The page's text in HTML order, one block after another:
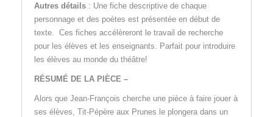
Autres détails : Une fiche descriptive de chaque
personnage et des poètes est présentée en début de
texte. Ces fiches accélèreront le travail de recherche
pour les élèves et les enseignants. Parfait pour introduire
les élèves au monde du théâtre!
RÉSUMÉ DE LA PIÈCE –
Alors que Jean-François cherche une pièce à faire jouer à
ses élèves, Tit-Pépère aux Prunes le plongera dans un